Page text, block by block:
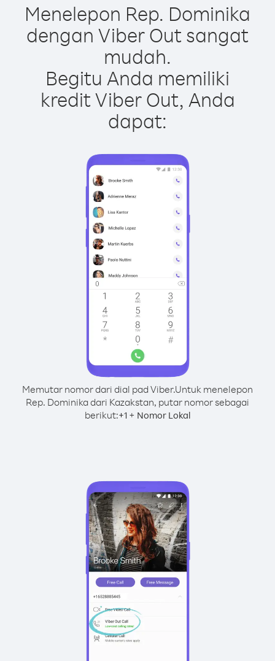
Menelepon Rep. Dominika
dengan Viber Out sangat
mudah.
Begitu Anda memiliki
kredit Viber Out, Anda
dapat:
Memutar nomor dari dial pad Viber.Untuk menelepon
Rep. Dominika dari Kazakstan, putar nomor sebagai
berikut:+1+ Nomor Lokal